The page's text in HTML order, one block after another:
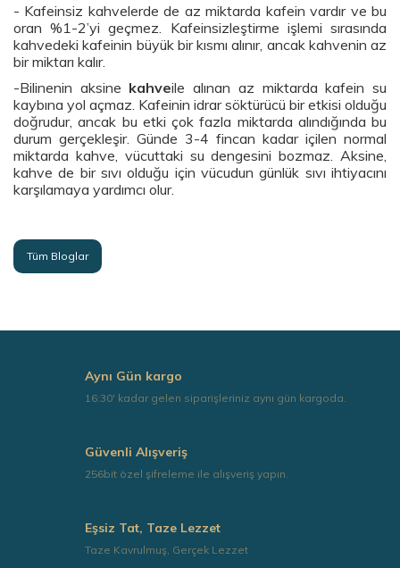
- Kafeinsiz kahvelerde de az miktarda kafein vardır ve bu
oran %1-2’yi geçmez. Kafeinsizleştirme işlemi sırasında
kahvedeki kafeinin büyük bir kısmı alınır, ancak kahvenin az
bir miktarı kalır.
-Bilinenin aksine kahveile alınan az miktarda kafein su
kaybına yol açmaz. Kafeinin idrar söktürücü bir etkisi olduğu
doğrudur, ancak bu etki çok fazla miktarda alındığında bu
durum gerçekleşir. Günde 3-4 fincan kadar içilen normal
miktarda kahve, vücuttaki su dengesini bozmaz. Aksine,
kahve de bir sıvı olduğu için vücudun günlük sıvı ihtiyacını
karşılamaya yardımcı olur.
Tüm Bloglar
Aynı Gün kargo
16:30' kadar gelen siparişleriniz aynı gün kargoda.
Güvenli Alışveriş
256bit özel şifreleme ile alışveriş yapın.
Eşsiz Tat, Taze Lezzet
Taze Kavrulmuş, Gerçek Lezzet